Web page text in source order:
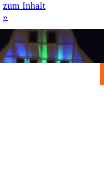
zum Inhalt
»